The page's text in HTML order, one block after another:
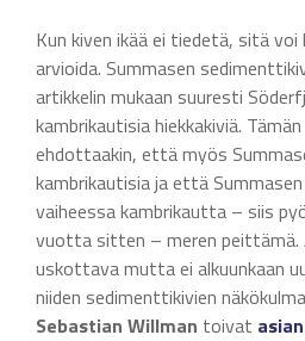
Kun kiven ikää ei tiedetä, sitä
arvioida. Summasen
artikkelin mukaan suuresti
kambrikautisia hiekkakiviä.
ehdottaakin, että myös
kambrikautisia ja että
vaiheessa kambrikautta – siis
vuotta sitten – meren peittämä.
uskottava mutta ei alkuunkaan
niiden sedimenttikivien
Sebastian Willman toivat asian